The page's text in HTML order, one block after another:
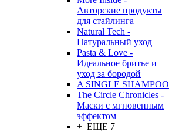
Авторские продукты
для стайлинга
Natural Tech -
Натуральный уход
Pasta & Love -
Идеальное бритье и
уход за бородой
A SINGLE SHAMPOO
The Circle Chronicles -
Маски с мгновенным
эффектом
+ ЕЩЕ 7